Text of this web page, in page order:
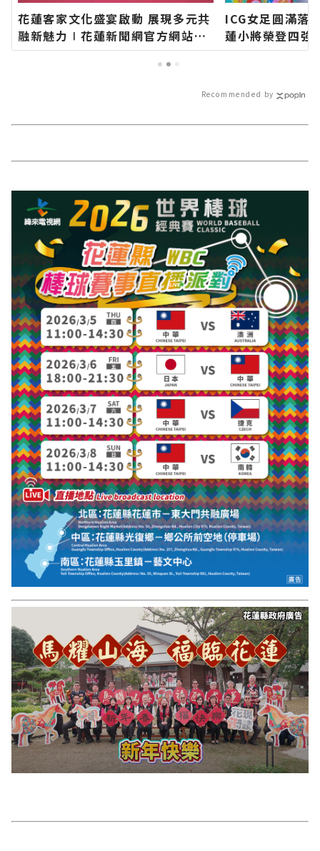
花蓮客家文化盛宴啟動 展現多元共
融新魅力∣花蓮新聞網官方網站各
類新聞－最快速的今日新聞報導 最
ICG女足圓滿落
蓮小將榮登四
網站各類新聞－
Recommended by